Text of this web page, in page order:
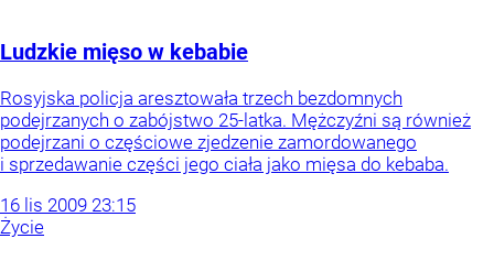
Ludzkie mięso w kebabie
Rosyjska policja aresztowała trzech bezdomnych
podejrzanych o zabójstwo 25-latka. Mężczyźni są również
podejrzani o częściowe zjedzenie zamordowanego
i sprzedawanie części jego ciała jako mięsa do kebaba.
16 lis 2009 23:15
Życie